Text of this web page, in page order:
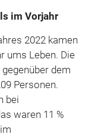
im Vorjahr
2022 kamen
ums Leben. Die
dem
Personen.
bei
waren 11 %